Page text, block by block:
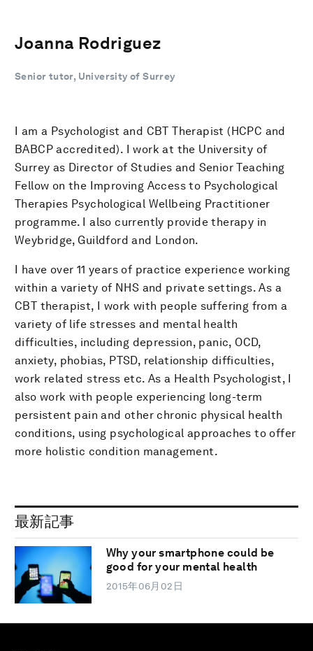
Joanna Rodriguez
Senior tutor, University of Surrey
I am a Psychologist and CBT Therapist (HCPC and
BABCP accredited). I work at the University of
Surrey as Director of Studies and Senior Teaching
Fellow on the Improving Access to Psychological
Therapies Psychological Wellbeing Practitioner
programme. I also currently provide therapy in
Weybridge, Guildford and London.
I have over 11 years of practice experience working
within a variety of NHS and private settings. As a
CBT therapist, I work with people suffering from a
variety of life stresses and mental health
difficulties, including depression, panic, OCD,
anxiety, phobias, PTSD, relationship difficulties,
work related stress etc. As a Health Psychologist, I
also work with people experiencing long-term
persistent pain and other chronic physical health
conditions, using psychological approaches to offer
more holistic condition management.
最新記事
Why your smartphone could be
good for your mental health
2015年06月02日